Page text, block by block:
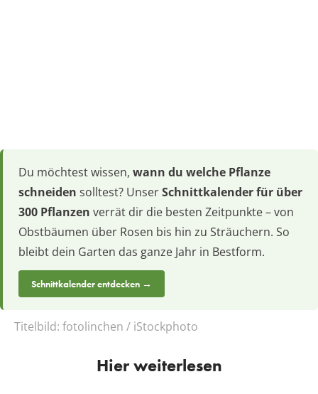
Du möchtest wissen, wann du welche Pflanze
schneiden solltest? UnserSchnittkalender für über
300 Pflanzen verrät dir die besten Zeitpunkte – von
Obstbäumen über Rosen bis hin zu Sträuchern. So
bleibt dein Garten das ganze Jahr in Bestform.
Schnittkalender entdecken →
Titelbild: fotolinchen / iStockphoto
Hier weiterlesen